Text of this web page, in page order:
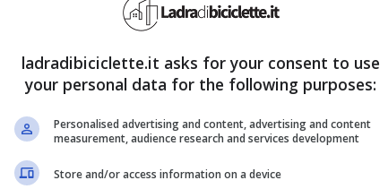
mirano a
promuovere una cultura della
ed evidenziano come responsabilità
significativamente alla riduzione degli
in bici sul manubrio o
ladradibiciclette.it asks for your consent to use
your personal data for the following purposes:
Personalised advertising and content, advertising and content
measurement, audience research and services development
Store and/or access information on a device